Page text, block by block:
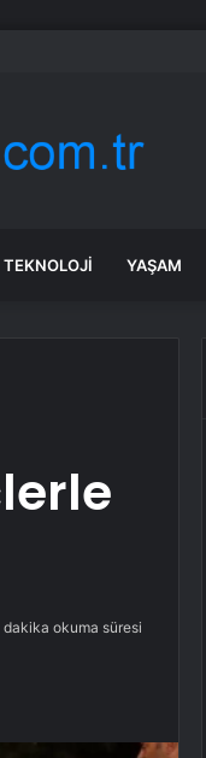
TEKNOLOJI YAŞAM
dakika okuma süresi